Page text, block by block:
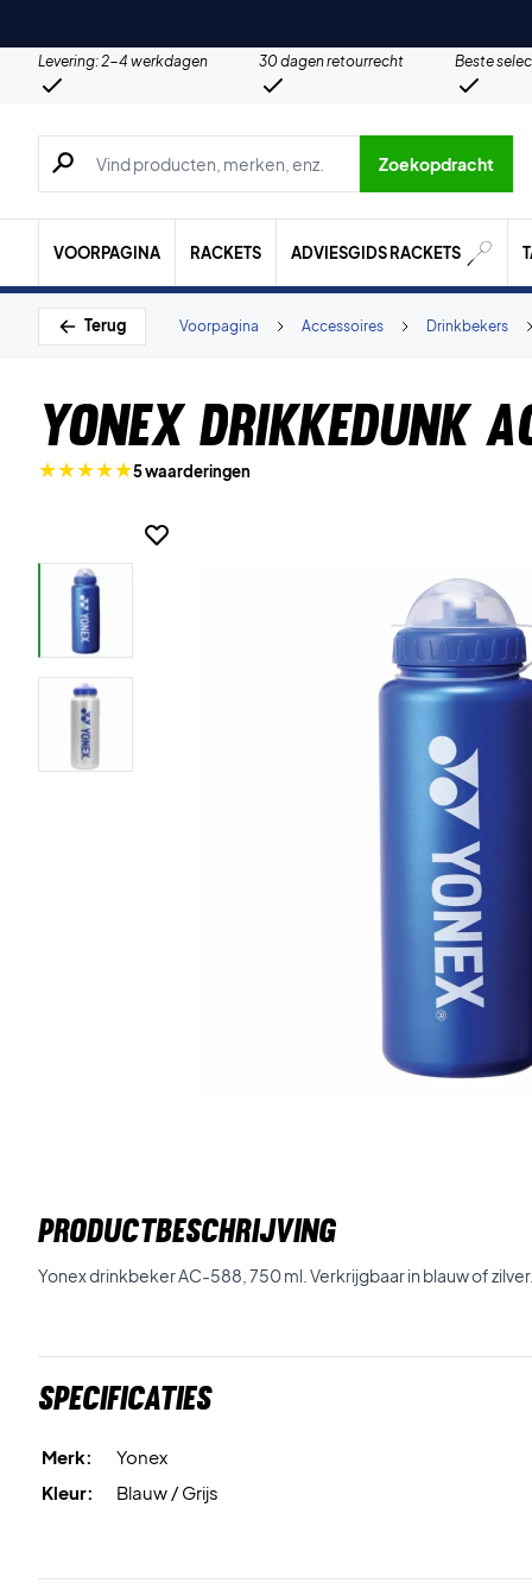
Levering: 2-4 werkdagen 30 dagen retourrecht Beste
Zoeken naar producten, merken etc.
Zoekopdracht
VOORPAGINA RACKETS ADVIESGIDS RACKETS
Terug Drinkbekers
Accessoires
Voorpagina
Yonex Drikkedunk
5 waarderingen
PRODUCTBESCHRIJVING
Yonex drinkbeker AC-588, 750 ml. Verkrijgbaar in blauw of
Specificaties
Merk:
Yonex
Kleur:
Blauw / Grijs